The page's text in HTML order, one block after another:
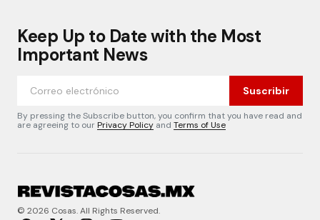
Keep Up to Date with the Most
Important News
Suscribir
By pressing the Subscribe button, you confirm that you have read and
are agreeing to ourPrivacy Policy and Terms of Use
© 2026 Cosas. All Rights Reserved.